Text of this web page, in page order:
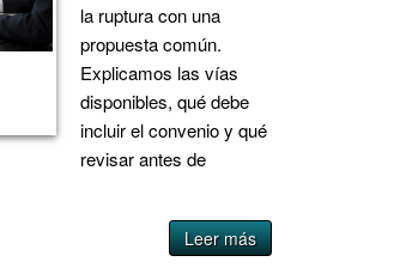
la ruptura con una
propuesta común.
Explicamos las vías
disponibles, qué debe
incluir el convenio y qué
revisar antes de
Leer más